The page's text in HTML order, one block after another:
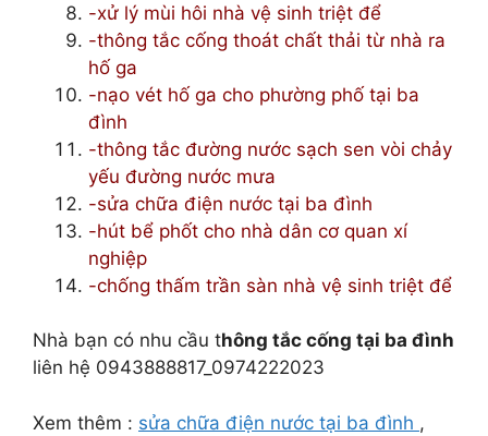
-xử lý mùi hôi nhà vệ sinh triệt để
-thông tắc cống thoát chất thải từ nhà ra
hố ga
-nạo vét hố ga cho phường phố tại ba
đình
-thông tắc đường nước sạch sen vòi chảy
yếu đường nước mưa
-sửa chữa điện nước tại ba đình
-hút bể phốt cho nhà dân cơ quan xí
nghiệp
-chống thấm trần sàn nhà vệ sinh triệt để
Nhà bạn có nhu cầu thông tắc cống tại ba đình
liên hệ 0943888817_0974222023
Xem thêm : sửa chữa điện nước tại ba đình ,